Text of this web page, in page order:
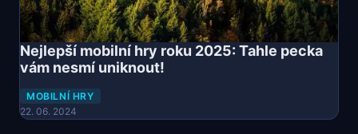
Nejlepší mobilní hry roku 2025: Tahle pecka
vám nesmí uniknout!
MOBILNÍ HRY
22. 06. 2024